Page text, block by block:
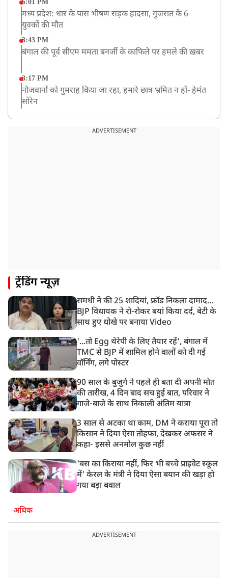
6:01 PM
मध्य प्रदेश: धार के पास भीषण सड़क हादसा, गुजरात के 6
युवकों की मौत
3:43 PM
बंगाल की पूर्व सीएम ममता बनर्जी के काफिले पर हमले की ख़बर
3:17 PM
नौजवानों को गुमराह किया जा रहा, हमारे छात्र भ्रमित न हों- हेमंत
सोरेन
बारामती में निजी ट्रेनिंग विमान दुर्घटनाग्रस्त, किसी के घायल होने
PM मोदी को आया अमेरिकी उपराष्ट्रपति जेडी वेंस का फोन,
8:23 AM
रांची: छात्रों और झारखंड सरकार के बीच आज होगी तीसरे दौर
की बातचीत
ADVERTISEMENT
ट्रेंडिंग न्यूज़
समधी ने की 25 शादियां, फ्रॉड निकला दामाद…
BJP विधायक ने रो-रोकर बयां किया दर्द, बेटी के
साथ हुए धोखे पर बनाया Video
'...तो Egg थेरेपी के लिए तैयार रहें', बंगाल में
TMC से BJP में शामिल होने वालों को दी गई
वॉर्निंग, लगे पोस्टर
90 साल के बुजुर्ग ने पहले ही बता दी अपनी मौत
की तारीख, 4 दिन बाद सच हुई बात, परिवार ने
गाजे-बाजे के साथ निकाली अंतिम यात्रा
3 साल से अटका था काम, DM ने कराया पूरा तो
किसान ने दिया ऐसा तोहफा, देखकर अफसर ने
कहा- इससे अनमोल कुछ नहीं
'बस का किराया नहीं, फिर भी बच्चे प्राइवेट स्कूल
में' केरल के मंत्री ने दिया ऐसा बयान की खड़ा हो
गया बड़ा बवाल
अधिक
ADVERTISEMENT